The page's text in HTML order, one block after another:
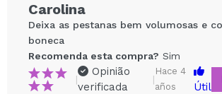
Carolina
Deixa as pestanas bem volumosas e
boneca
Recomenda esta compra? Sim
|
Opinião
verificada
|
Hace 4
años
Útil